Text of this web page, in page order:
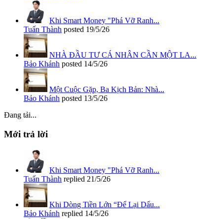
Khi Smart Money "Phá Vỡ Ranh...
Tuấn Thành posted 19/5/26
NHÀ ĐẦU TƯ CÁ NHÂN CẦN MỘT LA...
Bảo Khánh posted 14/5/26
Một Cuộc Gặp, Ba Kịch Bản: Nhà...
Bảo Khánh posted 13/5/26
Đang tải...
Mới trả lời
Khi Smart Money "Phá Vỡ Ranh...
Tuấn Thành replied 21/5/26
Khi Dòng Tiền Lớn “Để Lại Dấu...
Bảo Khánh replied 14/5/26